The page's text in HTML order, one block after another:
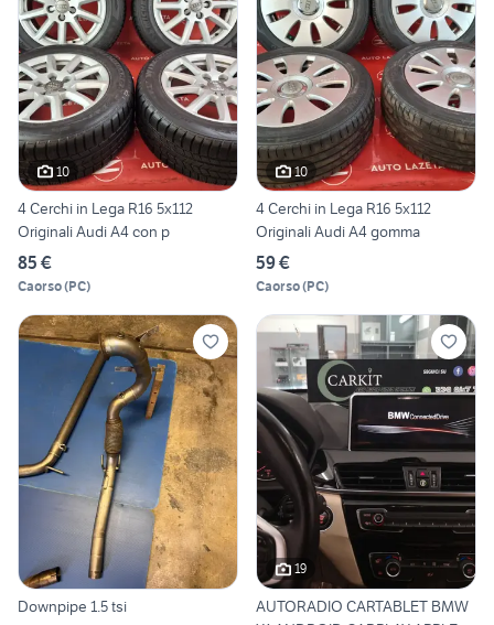
10
4 Cerchi in Lega R16 5x112
Originali Audi A4 con p
85 €
Caorso(PC)
10
4 Cerchi in Lega R16 5x112
Originali Audi A4 gomma
59 €
Caorso(PC)
Downpipe 1.5 tsi
19
AUTORADIO CARTABLET BMW